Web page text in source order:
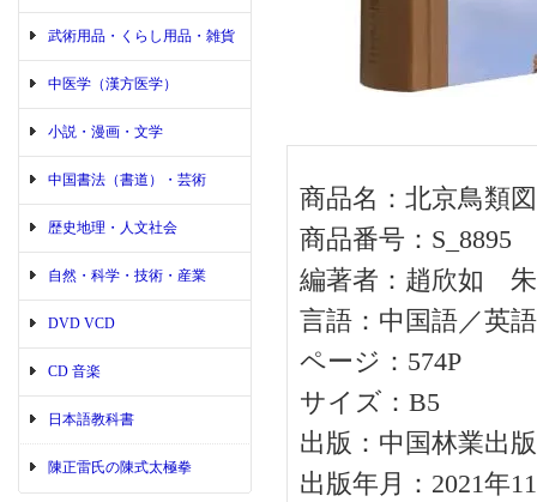
武術用品・くらし用品・雑貨
中医学（漢方医学）
小説・漫画・文学
中国書法（書道）・芸術
歴史地理・人文社会
自然・科学・技術・産業
DVD VCD
CD 音楽
日本語教科書
陳正雷氏の陳式太極拳
商品名：北京鳥類
商品番号：S_8895
編著者：趙欣如
言語：中国語／英語
ページ：574P
サイズ：B5
出版：中国林業出
出版年月：2021年